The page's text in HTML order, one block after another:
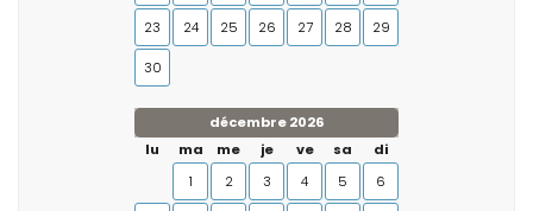
23 24 25 26 27 28 29
30
décembre 2026
lu
ma me je ve sa
di
1
2 3 4 5 6